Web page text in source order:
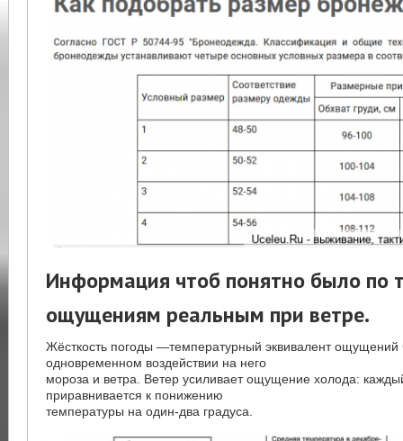
Информация чтоб понятно было по
ощущениям реальным при ветре.
Жёсткость погоды —температурный эквивалент ощущений
одновременном воздействии на него
мороза и ветра. Ветер усиливает ощущение холода:
приравнивается к понижению
температуры на один-два градуса.